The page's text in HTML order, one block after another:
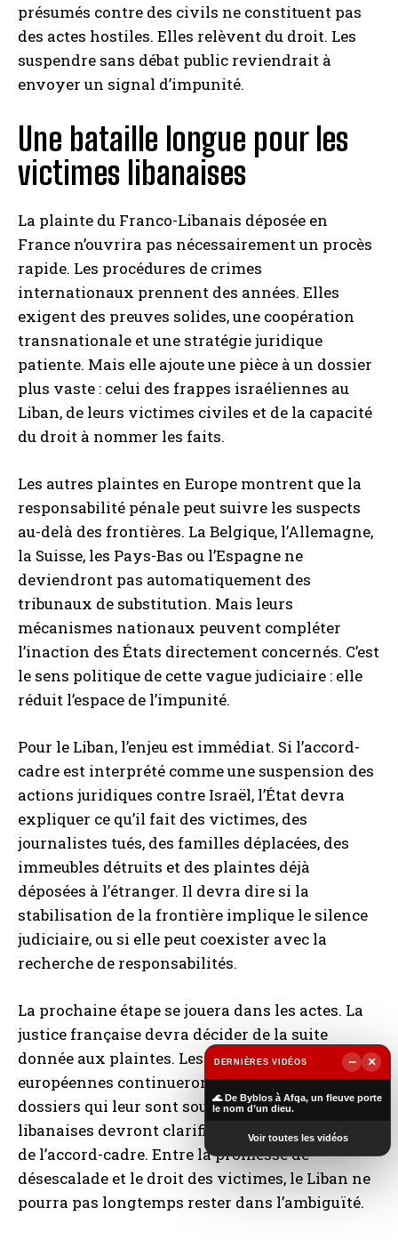
présumés contre des civils ne constituent pas
des actes hostiles. Elles relèvent du droit. Les
suspendre sans débat public reviendrait à
envoyer un signal d’impunité.
Une bataille longue pour les
victimes libanaises
La plainte du Franco-Libanais déposée en
France n’ouvrira pas nécessairement un procès
rapide. Les procédures de crimes
internationaux prennent des années. Elles
exigent des preuves solides, une coopération
transnationale et une stratégie juridique
patiente. Mais elle ajoute une pièce à un dossier
plus vaste : celui des frappes israéliennes au
Liban, de leurs victimes civiles et de la capacité
du droit à nommer les faits.
Les autres plaintes en Europe montrent que la
responsabilité pénale peut suivre les suspects
au-delà des frontières. La Belgique, l’Allemagne,
la Suisse, les Pays-Bas ou l’Espagne ne
deviendront pas automatiquement des
tribunaux de substitution. Mais leurs
mécanismes nationaux peuvent compléter
l’inaction des États directement concernés. C’est
le sens politique de cette vague judiciaire : elle
réduit l’espace de l’impunité.
Pour le Liban, l’enjeu est immédiat. Si l’accord-
cadre est interprété comme une suspension des
actions juridiques contre Israël, l’État devra
expliquer ce qu’il fait des victimes, des
journalistes tués, des familles déplacées, des
immeubles détruits et des plaintes déjà
déposées à l’étranger. Il devra dire si la
stabilisation de la frontière implique le silence
judiciaire, ou si elle peut coexister avec la
recherche de responsabilités.
La prochaine étape se jouera dans les actes. La
justice française devra décider de la suite
donnée aux plaintes. Les juridictions
européennes continueront d’évaluer les
dossiers qui leur sont soumis. Les autorités
libanaises devront clarifier la portée juridique
de l’accord-cadre. Entre la promesse de
désescalade et le droit des victimes, le Liban ne
pourra pas longtemps rester dans l’ambiguïté.
DERNIÈRES VIDÉOS −
×
🌊 De Byblos à Afqa, un fleuve porte
le nom d’un dieu.
Voir toutes les vidéos